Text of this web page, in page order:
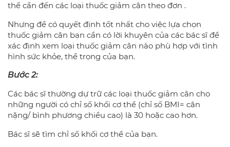
thể cần đến các loại thuốc giảm cân theo đơn .
Nhưng để có quyết định tốt nhất cho việc lựa chọn
thuốc giảm cân bạn cần có lời khuyên của các bác sĩ để
xác định xem loại thuốc giảm cân nào phù hợp với tình
hình sức khỏe, thể trọng của bạn.
Bước 2:
Các bác sĩ thường dự trữ các loại thuốc giảm cân cho
những người có chỉ số khối cơ thể (chỉ số BMI= cân
nặng/ bình phương chiều cao) là 30 hoặc cao hơn.
Bác sĩ sẽ tìm chỉ số khối cơ thể của bạn.